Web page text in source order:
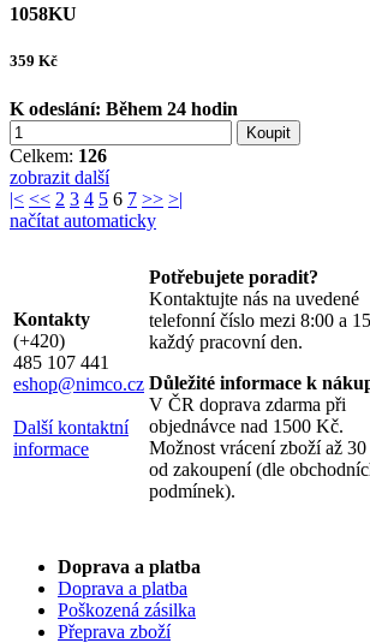
1058KU
359 Kč
K odeslání: Během 24 hodin
Koupit
Celkem: 126
zobrazit další
|< << 2 3 4 5 6 7 >> >|
načítat automaticky
Kontakty
(+420)
485 107 441
eshop@nimco.cz
Další kontaktní
informace
Potřebujete poradit?
Kontaktujte nás na uvedené
telefonní číslo mezi 8:00 a
každý pracovní den.
Důležité informace k
V ČR doprava zdarma při
objednávce nad 1500 Kč.
Možnost vrácení zboží až 30
od zakoupení (dle
podmínek).
Doprava a platba
Doprava a platba
Poškozená zásilka
Přeprava zboží